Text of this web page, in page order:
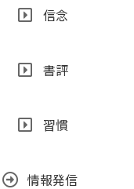
信念
書評
習慣
情報発信